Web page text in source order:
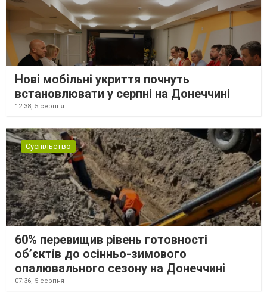
Нові мобільні укриття почнуть
встановлювати у серпні на Донеччині
12:38, 5 серпня
Суспільство
60% перевищив рівень готовності
об’єктів до осінньо-зимового
опалювального сезону на Донеччині
07:36, 5 серпня